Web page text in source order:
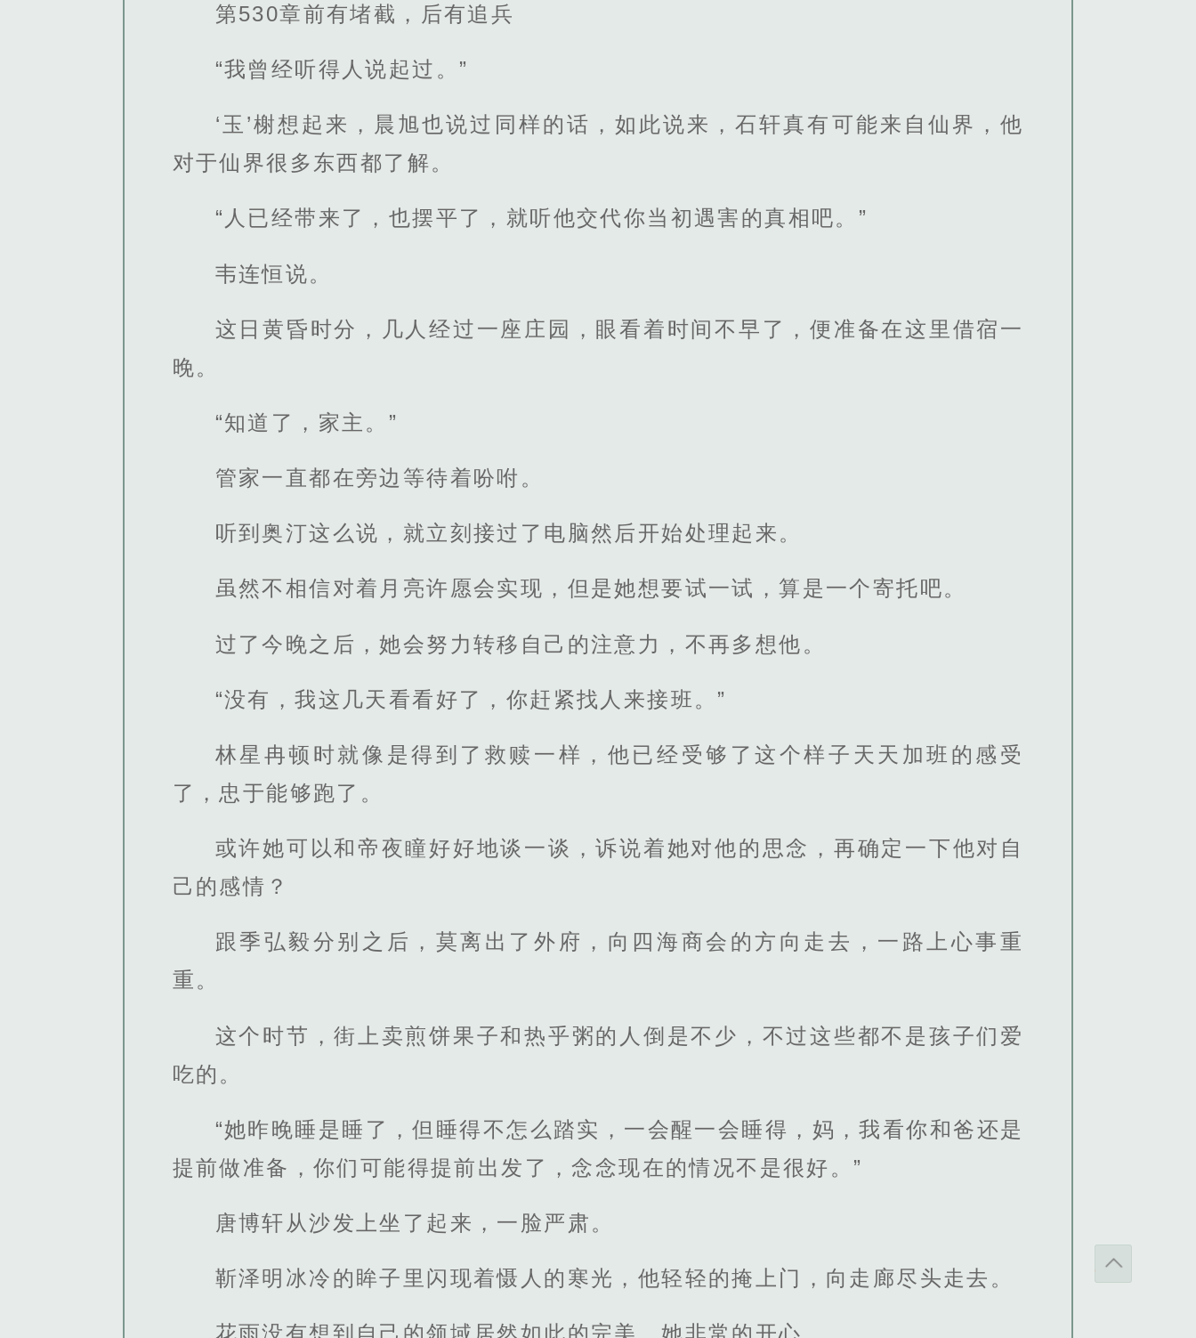
第530章前有堵截，后有追兵
“我曾经听得人说起过。”
‘玉’榭想起来，晨旭也说过同样的话，如此说来，石轩真有可能来自仙界，他
对于仙界很多东西都了解。
“人已经带来了，也摆平了，就听他交代你当初遇害的真相吧。”
韦连恒说。
这日黄昏时分，几人经过一座庄园，眼看着时间不早了，便准备在这里借宿一
晚。
“知道了，家主。”
管家一直都在旁边等待着吩咐。
听到奥汀这么说，就立刻接过了电脑然后开始处理起来。
虽然不相信对着月亮许愿会实现，但是她想要试一试，算是一个寄托吧。
过了今晚之后，她会努力转移自己的注意力，不再多想他。
“没有，我这几天看看好了，你赶紧找人来接班。”
林星冉顿时就像是得到了救赎一样，他已经受够了这个样子天天加班的感受
了，忠于能够跑了。
或许她可以和帝夜瞳好好地谈一谈，诉说着她对他的思念，再确定一下他对自
己的感情？
跟季弘毅分别之后，莫离出了外府，向四海商会的方向走去，一路上心事重
重。
这个时节，街上卖煎饼果子和热乎粥的人倒是不少，不过这些都不是孩子们爱
吃的。
“她昨晚睡是睡了，但睡得不怎么踏实，一会醒一会睡得，妈，我看你和爸还是
提前做准备，你们可能得提前出发了，念念现在的情况不是很好。”
唐博轩从沙发上坐了起来，一脸严肃。
靳泽明冰冷的眸子里闪现着慑人的寒光，他轻轻的掩上门，向走廊尽头走去。